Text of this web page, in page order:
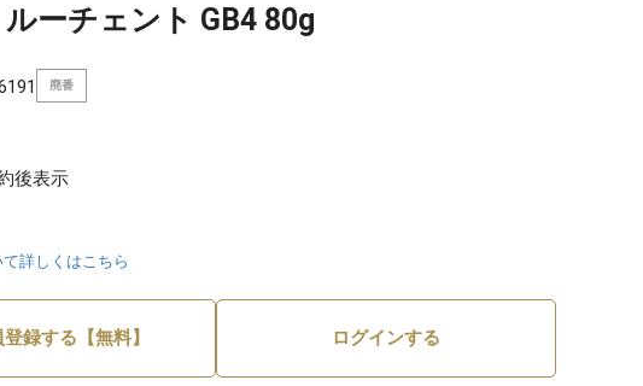
ーチェント GB4 80g
廃番
後表示
詳しくはこちら
録する【無料】 ログインする